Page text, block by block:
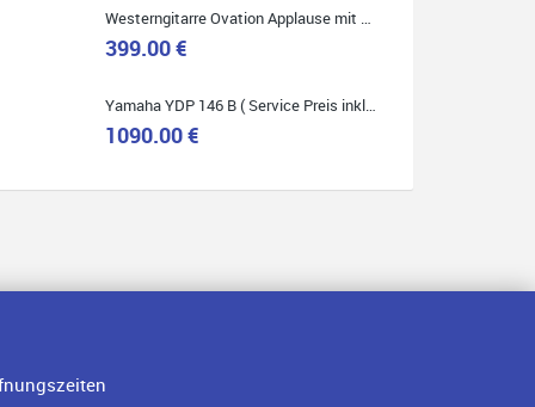
399.00 €
1090.00 €